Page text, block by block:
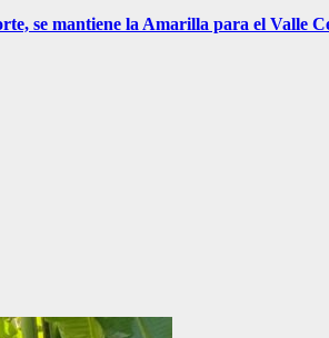
se mantiene la Amarilla para el Valle